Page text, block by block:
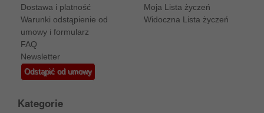
Dostawa i platność
Warunki odstąpienie od
umowy i formularz
FAQ
Newsletter
Odstąpić od umowy
Moja Lista życzeń
Widoczna Lista życzeń
Kategorie